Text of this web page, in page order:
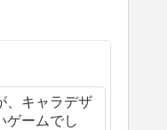
、キャラデザ
ゲームでし